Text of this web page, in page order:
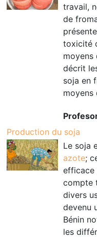
travail,
de
toxicité
moyens
décrit
soja en
moyens
Production du soja
Le soja
azote;
efficace
compte
divers
devenu
Bénin
les